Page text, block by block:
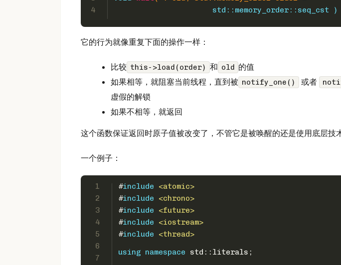
4
                      std::memory_order::seq_cst )
它的行为就像重复下面的操作一样：
比较 this->load(order) 和 old 的值
如果相等，就阻塞当前线程，直到被 notify_one() 或者
虚假的解锁
如果不相等，就返回
这个函数保证返回时原子值被改变了，不管它是被唤醒的还是使用底层技
一个例子：
1
2
3
4
5
6
7
#include
<atomic>
#include
<chrono>
#include
<future>
#include
<iostream>
#include
<thread>
using namespace std::literals;